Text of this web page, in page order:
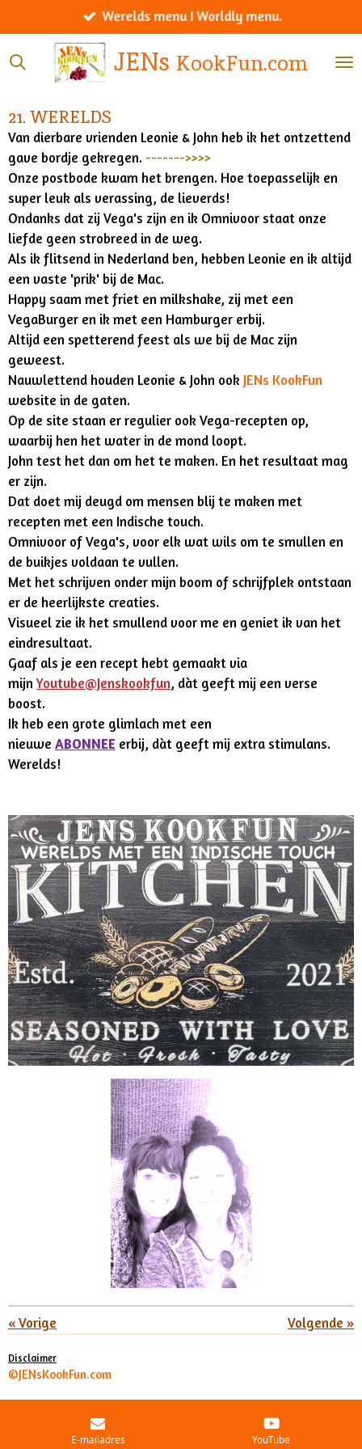
direct
naar
JENsKookFun.com
Werelds menu I Worldly menu.
21. WERELDS
Van dierbare vrienden Leonie & John heb ik het ontzettend
gave bordje gekregen. ------->>>>
Onze postbode kwam het brengen. Hoe toepasselijk en
super leuk als verassing, de lieverds!
Ondanks dat zij Vega's zijn en ik Omnivoor staat onze
liefde geen strobreed in de weg.
Als ik flitsend in Nederland ben, hebben Leonie en ik altijd
een vaste 'prik' bij de Mac.
Happy saam met friet en milkshake, zij met een
VegaBurger en ik met een Hamburger erbij.
Altijd een spetterend feest als we bij de Mac zijn
geweest.
Nauwlettend houden Leonie & John ook JENs KookFun
website in de gaten.
Op de site staan er regulier ook Vega-recepten op,
waarbij hen het water in de mond loopt.
John test het dan om het te maken. En het resultaat mag
er zijn.
Dat doet mij deugd om mensen blij te maken met
recepten met een Indische touch.
Omnivoor of Vega's, voor elk wat wils om te smullen en
de buikjes voldaan te vullen.
Met het schrijven onder mijn boom of schrijfplek ontstaan
er de heerlijkste creaties.
Visueel zie ik het smullend voor me en geniet ik van het
eindresultaat.
Gaaf als je een recept hebt gemaakt via
mijnYoutube@Jenskookfun, dàt geeft mij een verse
boost.
Ik heb een grote glimlach met een
nieuwe ABONNEE erbij, dàt geeft mij extra stimulans.
Werelds!
« Vorige Volgende »
Disclaimer
©JENsKookFun.com
E-mailadres YouTube